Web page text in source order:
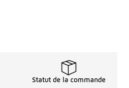
Statut de la commande